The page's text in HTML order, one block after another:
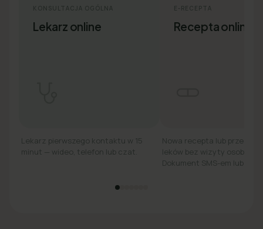
Lekarz online
Lekarz pierwszego kontaktu w 15
minut — wideo, telefon lub czat.
E-RECEPTA
Recepta online
Nowa recepta lub
leków bez wizyty osobiście.
Dokument SMS-em lub e-